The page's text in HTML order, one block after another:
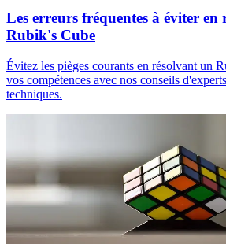
Les erreurs fréquentes à éviter en
Rubik's Cube
Évitez les pièges courants en résolvant un
vos compétences avec nos conseils
techniques.